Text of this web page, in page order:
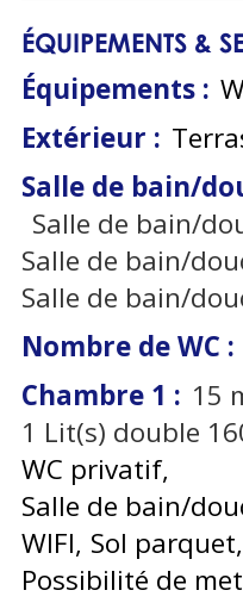
ÉQUIPEMENTS &
Équipements :
Extérieur :
Salle de bain/
Salle de bain/
Salle de bain/
Salle de bain/
Nombre de WC :
Chambre 1 : 15
1 Lit(s) double
WC privatif
Salle de bain/
WIFI Sol parquet
Possibilité de